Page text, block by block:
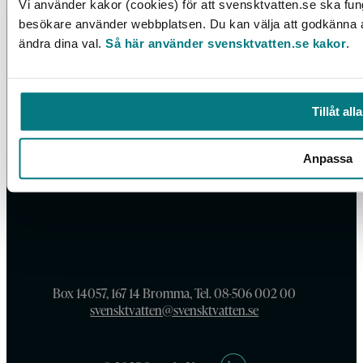
Vi använder kakor (cookies) för att svensktvatten.se ska
besökare använder webbplatsen. Du kan välja att
ändra dina val. Så här använder svensktvatten.se kakor.
Tillåt alla
Anpassa
Box 14057, 167 14 Bromma, Tel. 08-506 002 00
svensktvatten@svensktvatten.se